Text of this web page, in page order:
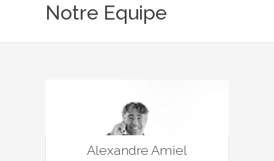
Notre Equipe
Alexandre Amiel